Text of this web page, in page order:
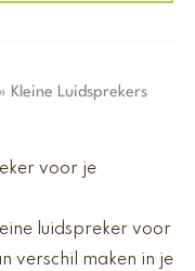
» Kleine Luidsprekers
voor je
luidspreker voor
verschil maken in je